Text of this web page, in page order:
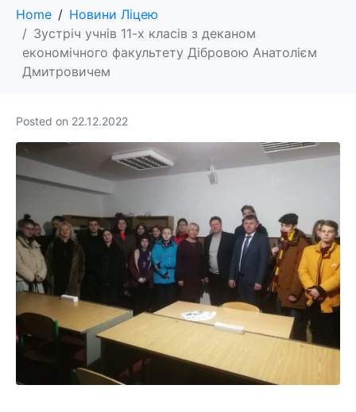
Home
Новини Ліцею
Зустріч учнів 11-х класів з деканом
економічного факультету Дібровою Анатолієм
Дмитровичем
Posted on 22.12.2022